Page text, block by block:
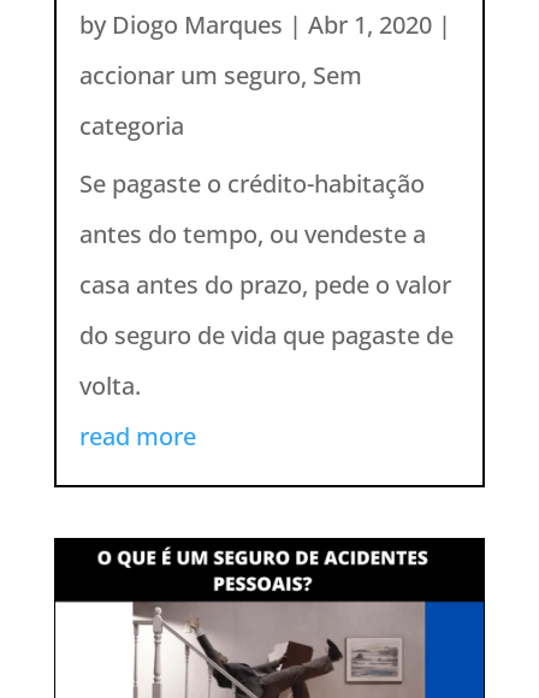
by Diogo Marques | Abr 1, 2020|
accionar um seguro, Sem
categoria
Se pagaste o crédito-habitação
antes do tempo, ou vendeste a
casa antes do prazo, pede o valor
do seguro de vida que pagaste de
volta.
read more